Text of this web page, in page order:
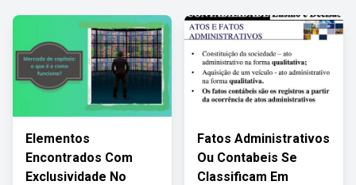
Elementos
Encontrados Com
Exclusividade No
Fatos Administrativos
Ou Contabeis Se
Classificam Em